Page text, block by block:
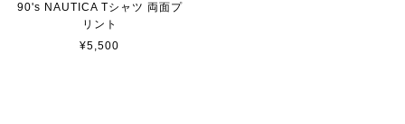
90's NAUTICA Tシャツ 両面プ
リント
¥5,500